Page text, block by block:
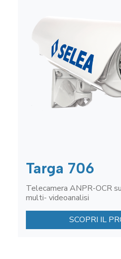
Targa 706
Telecamera ANPR-OCR
multi- videoanalisi
SCOPRI IL